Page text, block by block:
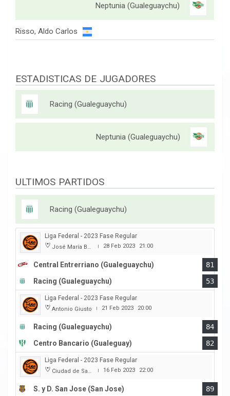
Neptunia (Gualeguaychu)
Risso, Aldo Carlos
ESTADISTICAS DE JUGADORES
Racing (Gualeguaychu)
Neptunia (Gualeguaychu)
ULTIMOS PARTIDOS
Racing (Gualeguaychu)
Liga Federal - 2023 Fase Regular
José María Bertora | 28 Feb 2023 21:00
Central Entrerriano (Gualeguaychu)
81
Racing (Gualeguaychu)
53
Liga Federal - 2023 Fase Regular
Antonio Giusto | 21 Feb 2023 20:00
Racing (Gualeguaychu)
84
Centro Bancario (Gualeguay)
82
Liga Federal - 2023 Fase Regular
Ciudad de San Jose | 16 Feb 2023 22:00
S. y D. San Jose (San Jose)
89